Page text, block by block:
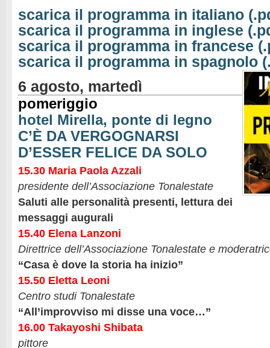
scarica il programma in italiano
scarica il programma in inglese
scarica il programma in francese
scarica il programma in spagnolo
6 agosto, martedì
pomeriggio
hotel Mirella, ponte di legno
C’È DA VERGOGNARSI
D’ESSER FELICE DA SOLO
15.30 Maria Paola Azzali
presidente dell’Associazione Tonalestate
Saluti alle personalità presenti, lettura dei
messaggi augurali
15.40 Elena Lanzoni
Direttrice dell’Associazione Tonalestate e
“Casa è dove la storia ha inizio”
15.50 Eletta Leoni
Centro studi Tonalestate
“All’improvviso mi disse una voce…”
16.00 Takayoshi Shibata
pittore